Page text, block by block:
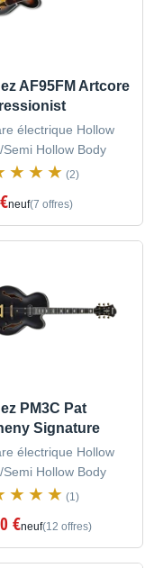
AF95FM Artcore
électrique Hollow
Semi Hollow Body
(2)
neuf(7 offres)
PM3C Pat
Signature
électrique Hollow
Semi Hollow Body
(1)
€neuf(12 offres)